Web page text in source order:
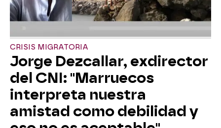
CRISIS MIGRATORIA
Jorge Dezcallar, exdirector
del CNI: "Marruecos
interpreta nuestra
amistad como debilidad y